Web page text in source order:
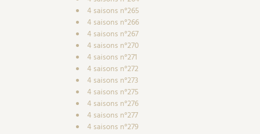
4 saisons n°265
4 saisons n°266
4 saisons n°267
4 saisons n°270
4 saisons n°271
4 saisons n°272
4 saisons n°273
4 saisons n°275
4 saisons n°276
4 saisons n°277
4 saisons n°279